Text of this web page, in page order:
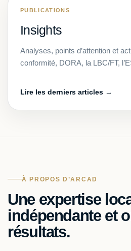
PUBLICATIONS
Insights
Analyses, points d’attention et
conformité, DORA, la LBC/FT,
Lire les derniers articles →
À PROPOS D’ARCAD
Une expertise
indépendante et
résultats.